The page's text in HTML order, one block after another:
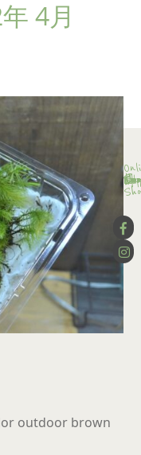
4月
outdoor brown
App